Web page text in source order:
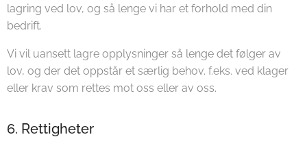
lagring ved lov, og så lenge vi har et forhold med din
bedrift.
Vi vil uansett lagre opplysninger så lenge det følger av
lov, og der det oppstår et særlig behov. f.eks. ved klager
eller krav som rettes mot oss eller av oss.
6. Rettigheter